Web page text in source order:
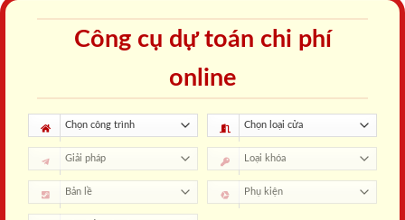
Công cụ dự toán chi phí
online